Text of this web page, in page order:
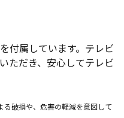
付属しています。テレビ
ただき、安心してテレビ
破損や、危害の軽減を意図して